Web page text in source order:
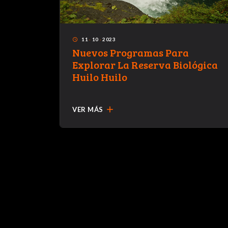
access_time 11 · 10 · 2023
Nuevos Programas Para
Explorar La Reserva Biológica
Huilo Huilo
VER MÁS add